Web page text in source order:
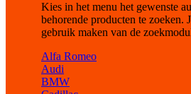
Kies in het menu het gewenste
behorende producten te zoeken.
gebruik maken van de
Alfa Romeo
Audi
BMW